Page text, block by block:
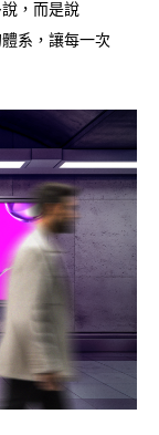
，而是說
系，讓每一次